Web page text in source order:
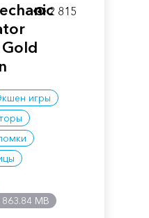
игры
MB
2 815